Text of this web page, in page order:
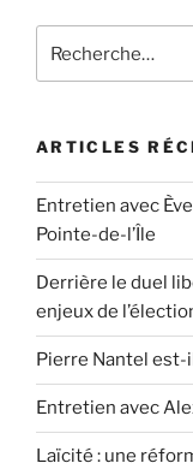
pour
ARTICLES
Entretien avec
Pointe-de-l’Île
Derrière le duel
enjeux de
Pierre Nantel
Entretien avec
Laïcité : une